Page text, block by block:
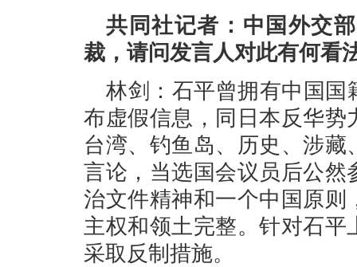
共同社记者：中国外交
裁，请问发言人对此有何看
林剑：石平曾拥有中国国
布虚假信息，同日本反华
台湾、钓鱼岛、历史、涉
言论，当选国会议员后公
治文件精神和一个中国原
主权和领土完整。针对石
采取反制措施。